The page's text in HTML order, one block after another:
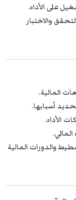
على الأداء.
والاختبار
المالية.
أسبابها.
الأداء.
والدورات المالية